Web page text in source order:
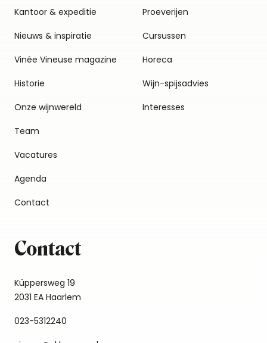
Kantoor & expeditie
Nieuws & inspiratie
Vinée Vineuse magazine
Historie
Onze wijnwereld
Team
Vacatures
Agenda
Contact
Proeverijen
Cursussen
Horeca
Wijn-spijsadvies
Interesses
Contact
Küppersweg 19
2031 EA Haarlem
023-5312240